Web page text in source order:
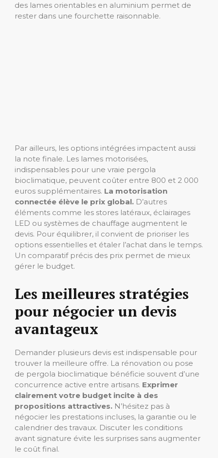
des lames orientables en aluminium permet de
rester dans une fourchette raisonnable.
Par ailleurs, les options intégrées impactent aussi
la note finale. Les lames motorisées,
indispensables pour une vraie pergola
bioclimatique, peuvent coûter entre 800 et 2 000
euros supplémentaires. La motorisation
connectée élève le prix global. D’autres
éléments comme les stores latéraux, éclairages
LED ou systèmes de chauffage augmentent le
devis. Pour équilibrer, il convient de prioriser les
options essentielles et étaler l’achat dans le temps.
Un comparatif précis des prix permet de mieux
gérer le budget.
Les meilleures stratégies
pour négocier un devis
avantageux
Demander plusieurs devis est indispensable pour
trouver la meilleure offre. La rénovation ou pose
de pergola bioclimatique bénéficie souvent d’une
concurrence active entre artisans. Exprimer
clairement votre budget incite à des
propositions attractives. N’hésitez pas à
négocier les prestations incluses, la garantie ou le
calendrier des travaux. Discuter les conditions
avant signature évite les surprises sans augmenter
le coût final.